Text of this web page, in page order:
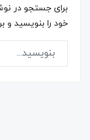
برای جستجو در
خود را بنویسید و